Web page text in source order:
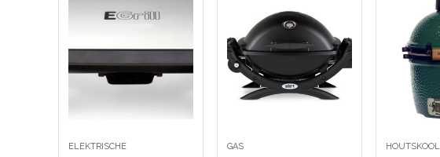
ELEKTRISCHE GAS HOUTSKOOL